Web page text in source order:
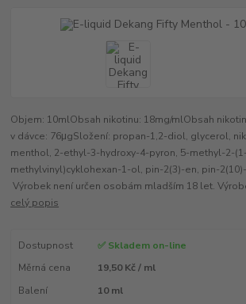
Objem: 10mlObsah nikotinu: 18mg/mlObsah
v dávce: 76μgSložení: propan-1,2-diol, glycerol,
menthol, 2-ethyl-3-hydroxy-4-pyron, 5-methyl-2-(1-
methylvinyl)cyklohexan-1-ol, pin-2(3)-en, pin-
Výrobek není určen osobám mladším 18 let.
celý popis
Dostupnost
✅ Skladem on-line
Měrná cena
19,50 Kč / ml
Balení
10 ml